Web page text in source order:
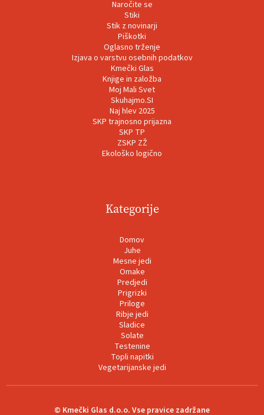
Naročite se
Stiki
Stik z novinarji
Piškotki
Oglasno trženje
Izjava o varstvu osebnih podatkov
Kmečki Glas
Knjige in založba
Moj Mali Svet
Skuhajmo.SI
Naj hlev 2025
SKP trajnosno prijazna
SKP TP
ZSKP ZŽ
Ekološko logično
Kategorije
Domov
Juhe
Mesne jedi
Omake
Predjedi
Prigrizki
Priloge
Ribje jedi
Sladice
Solate
Testenine
Topli napitki
Vegetarijanske jedi
© Kmečki Glas d.o.o. Vse pravice zadržane